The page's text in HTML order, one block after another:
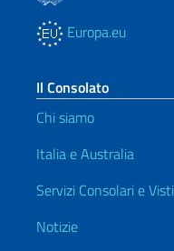
Europa.eu
Il Consolato
Chi siamo
Italia e Australia
Servizi Consolari e Visti
Notizie